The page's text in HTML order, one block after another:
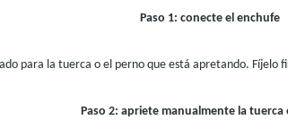
Paso 1: conecte el enchufe
para la tuerca o el perno que está apretando.
Paso 2: apriete manualmente la tuerca